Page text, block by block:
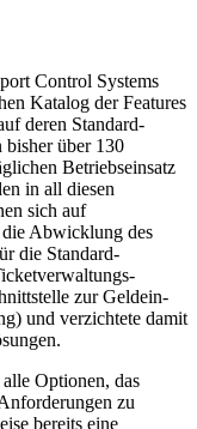
Control Systems
Katalog der Features
deren Standard­
bisher über 130
Betriebseinsatz
in all diesen
sich auf
Abwicklung des
die Standard­
zur Geld­ein­
und verzichtete damit
Optionen, das
zu
bereits eine